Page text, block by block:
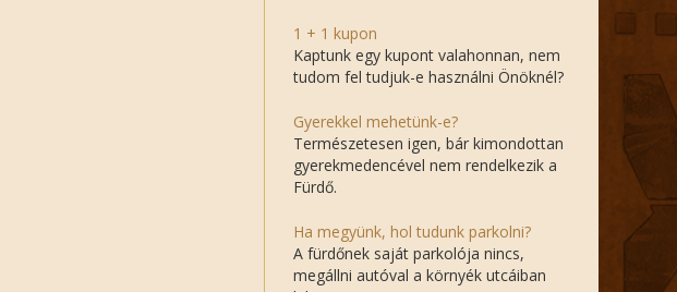
1 + 1 kupon
Kaptunk egy kupont valahonnan, nem
tudom fel tudjuk-e használni Önöknél?
Gyerekkel mehetünk-e?
Természetesen igen, bár kimondottan
gyerekmedencével nem rendelkezik a
Fürdő.
Ha megyünk, hol tudunk parkolni?
A fürdőnek saját parkolója nincs,
megállni autóval a környék utcáiban